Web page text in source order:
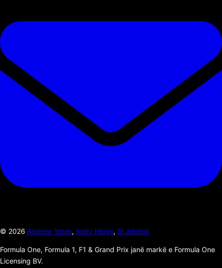
© 2026 Andrew Yates, Andy Higgs, Si Jobling
Formula One, Formula 1, F1 & Grand Prix janë markë e Formula One
Licensing BV.